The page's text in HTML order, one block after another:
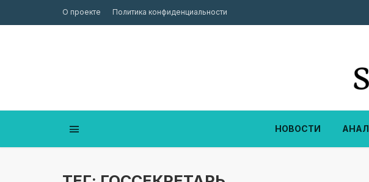
О проекте Политика конфиденциальности
НОВОСТИ